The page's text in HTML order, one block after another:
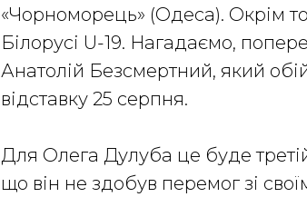
«Чорноморець» (Одеса). Окрім
Білорусі U-19. Нагадаємо,
Анатолій Безсмертний, який
відставку 25 серпня.
Для Олега Дулуба це буде
що він не здобув перемог зі